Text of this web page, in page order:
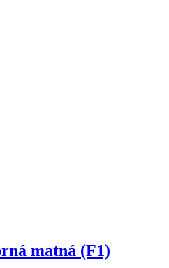
matná (F1)